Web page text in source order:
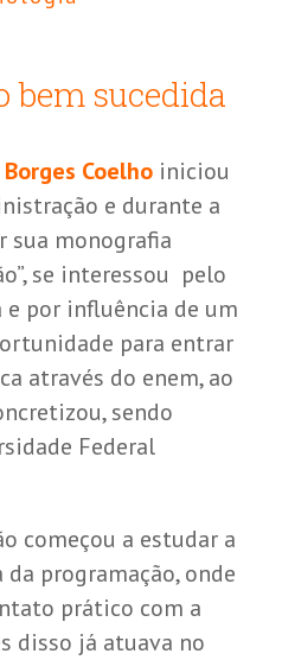
bem sucedida
Coelhoiniciou
e durante a
sua monografia
se interessou pelo
por influência de um
para entrar
através do enem, ao
sendo
Federal
começou a estudar a
da programação, onde
prático com a
disso já atuava no